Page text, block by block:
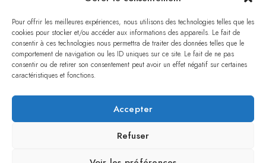
Pour offrir les meilleures expériences, nous utilisons des technologies telles que les
cookies pour stocker et/ou accéder aux informations des appareils. Le fait de
consentir à ces technologies nous permettra de traiter des données telles que le
comportement de navigation ou les ID uniques sur ce site. Le fait de ne pas
consentir ou de retirer son consentement peut avoir un effet négatif sur certaines
caractéristiques et fonctions.
Accepter
Refuser
© ANNE-EMMANUELLE THION – TOUS DROITS RÉSERVÉS / ALL RIGHTS
RESERVED.
REPRODUCTION INTERDITE SANS AUTORISATION / NO REPRODUCTION